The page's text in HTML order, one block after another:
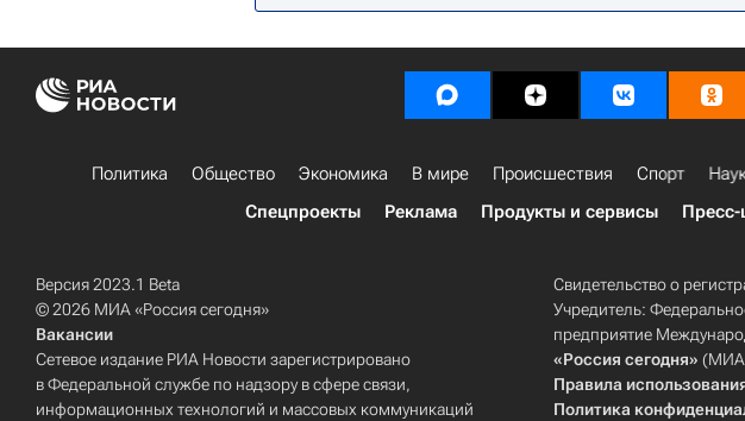
Политика Общество Экономика В мире Происшествия Спорт
Спецпроекты
Реклама Продукты и сервисы Пресс-
Версия 2023.1 Beta
© 2026 МИА «Россия сегодня»
Вакансии
Сетевое издание РИА Новости зарегистрировано
в Федеральной службе по надзору в сфере связи,
информационных технологий и массовых коммуникаций
Свидетельство о
Учредитель:
предприятие
«Россия сегодня» (МИА
Правила
Политика